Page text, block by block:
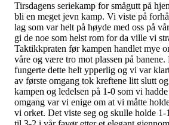
Tirsdagens seriekamp for smågutt på
bli en meget jevn kamp. Vi viste på
lag som var helt på høyde med oss på
gi de noe som helst rom for da ville vi
Taktikkpraten før kampen handlet mye
våre og være tro mot plassen på
fungerte dette helt ypperlig og vi var
av første omgang tok kreftene litt slutt
kampen og ledelsen på 1-0 som vi
omgang var vi enige om at vi måtte
vi orket. Det viste seg og skulle holde